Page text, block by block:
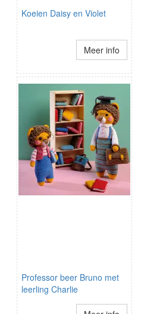
Koeien Daisy en Violet
Meer info
Professor beer Bruno met
leerling Charlie